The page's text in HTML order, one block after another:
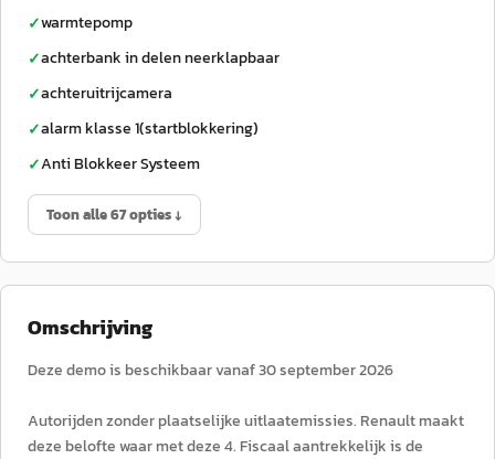
✓warmtepomp
✓achterbank in delen neerklapbaar
✓achteruitrijcamera
✓alarm klasse 1(startblokkering)
✓Anti Blokkeer Systeem
Toon alle 67 opties ↓
Omschrijving
Deze demo is beschikbaar vanaf 30 september 2026
Autorijden zonder plaatselijke uitlaatemissies. Renault maakt
deze belofte waar met deze 4. Fiscaal aantrekkelijk is de